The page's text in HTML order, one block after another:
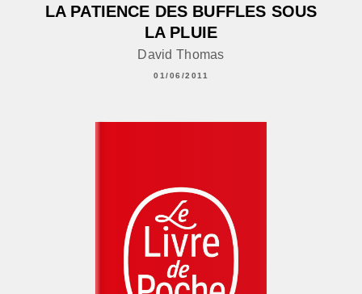
LA PATIENCE DES BUFFLES SOUS
LA PLUIE
David Thomas
01/06/2011